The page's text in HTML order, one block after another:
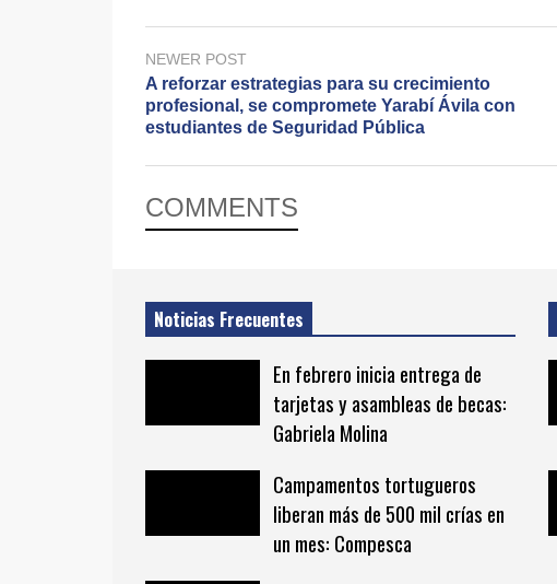
NEWER POST
A reforzar estrategias para su crecimiento
profesional, se compromete Yarabí Ávila con
estudiantes de Seguridad Pública
COMMENTS
Noticias Frecuentes
En febrero inicia entrega de
tarjetas y asambleas de becas:
Gabriela Molina
Campamentos tortugueros
liberan más de 500 mil crías en
un mes: Compesca